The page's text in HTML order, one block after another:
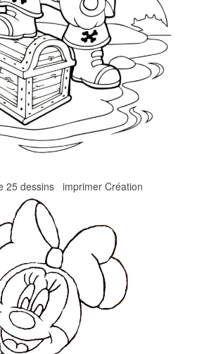
25 dessins imprimer Création